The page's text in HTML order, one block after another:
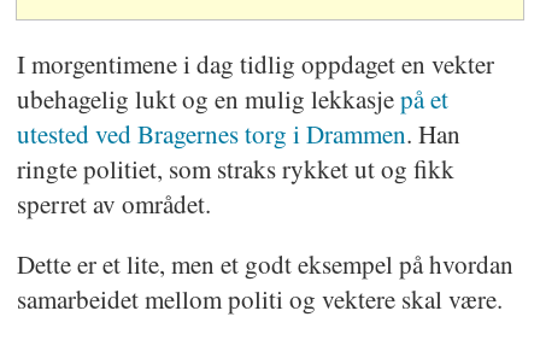
I morgentimene i dag tidlig oppdaget en vekter
ubehagelig lukt og en mulig lekkasjepå et
utested ved Bragernes torg i Drammen. Han
ringte politiet, som straks rykket ut og fikk
sperret av området.
Dette er et lite, men et godt eksempel på hvordan
samarbeidet mellom politi og vektere skal være.